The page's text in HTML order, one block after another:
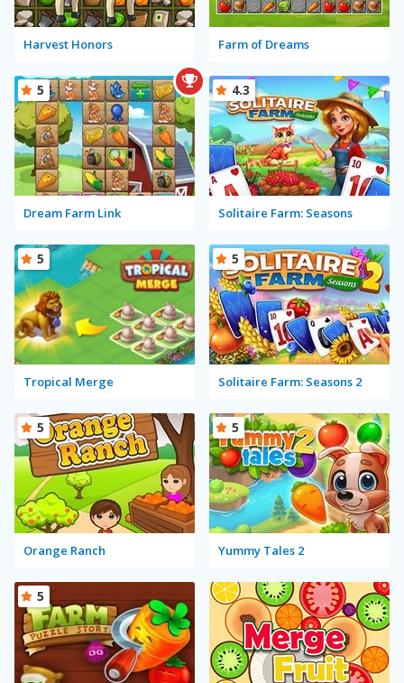
Harvest Honors Farm of Dreams
Dream Farm Link
5
Solitaire Farm: Seasons
4.3
Tropical Merge
5
Solitaire Farm: Seasons 2
5
Orange Ranch
5
Yummy Tales 2
5
5